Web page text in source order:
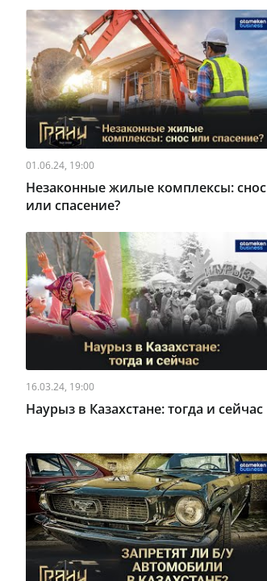
01.06.24, 19:00
Незаконные жилые комплексы: снос
или спасение?
16.03.24, 19:00
Наурыз в Казахстане: тогда и сейчас